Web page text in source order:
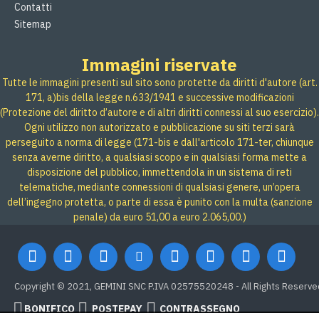
Contatti
Sitemap
Immagini riservate
Tutte le immagini presenti sul sito sono protette da diritti d'autore (art.
171, a)bis della legge n.633/1941 e successive modificazioni
(Protezione del diritto d’autore e di altri diritti connessi al suo esercizio).
Ogni utilizzo non autorizzato e pubblicazione su siti terzi sarà
perseguito a norma di legge (171-bis e dall'articolo 171-ter, chiunque
senza averne diritto, a qualsiasi scopo e in qualsiasi forma mette a
disposizione del pubblico, immettendola in un sistema di reti
telematiche, mediante connessioni di qualsiasi genere, un’opera
dell’ingegno protetta, o parte di essa è punito con la multa (sanzione
penale) da euro 51,00 a euro 2.065,00.)
Copyright © 2021, GEMINI SNC P.IVA 02575520248 - All Rights
BONIFICO POSTEPAY CONTRASSEGNO